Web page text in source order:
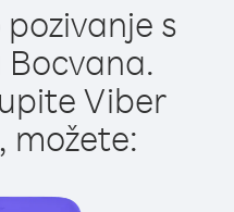
s
Viber
možete: